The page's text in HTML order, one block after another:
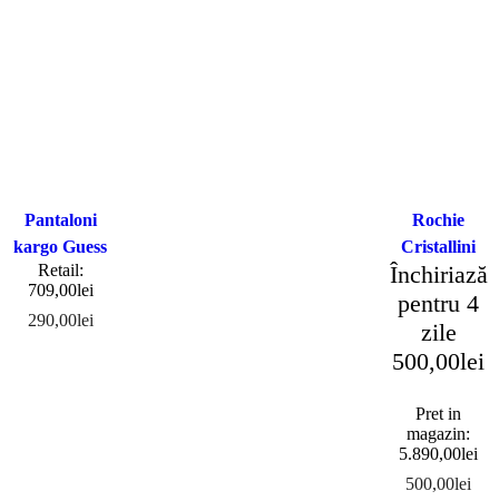
Pantaloni
kargo Guess
Retail:
709,00lei
290,00lei
Rochie
Cristallini
Închiriază
pentru 4
zile
500,00lei
Pret in
magazin:
5.890,00lei
500,00lei